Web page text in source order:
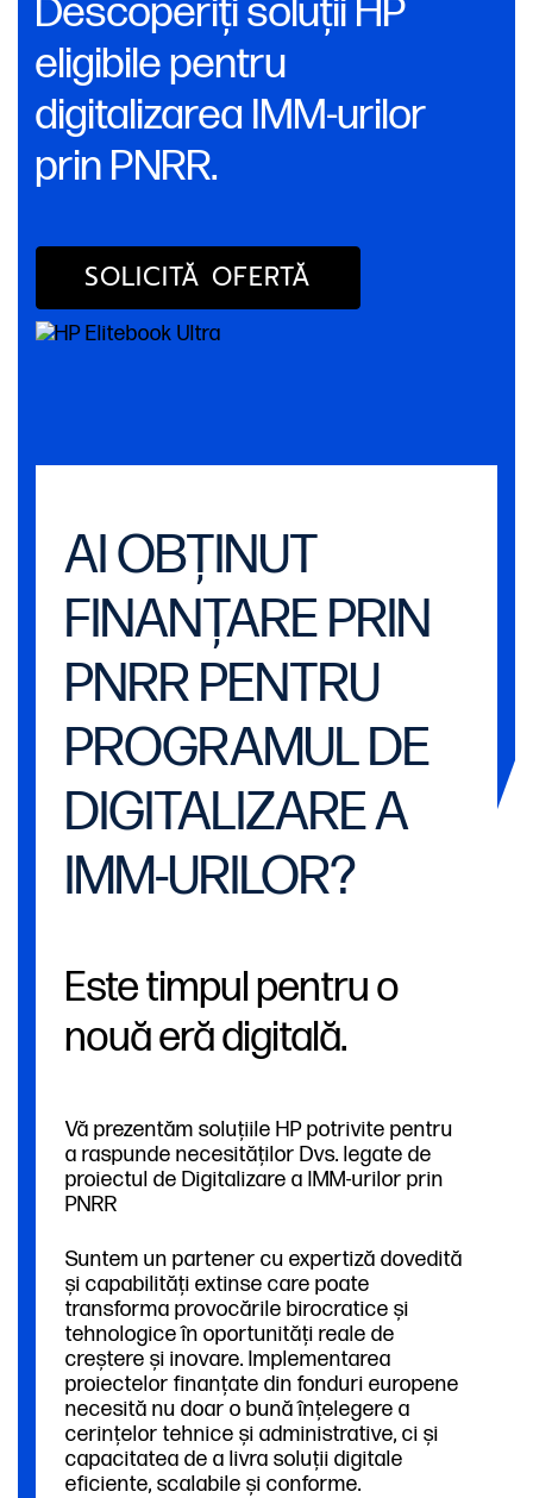
Descoperiți soluții HP
eligibile pentru
digitalizarea IMM-urilor
prin PNRR.
SOLICITĂ OFERTĂ
AI OBȚINUT
FINANȚARE PRIN
PNRR PENTRU
PROGRAMUL DE
DIGITALIZARE A
IMM-URILOR?
Este timpul pentru o
nouă eră digitală.
Vă prezentăm soluțiile HP potrivite pentru
a raspunde necesităților Dvs. legate de
proiectul de Digitalizare a IMM-urilor prin
PNRR
Suntem un partener cu expertiză dovedită
și capabilități extinse care poate
transforma provocările birocratice și
tehnologice în oportunități reale de
creștere și inovare. Implementarea
proiectelor finanțate din fonduri europene
necesită nu doar o bună înțelegere a
cerințelor tehnice și administrative, ci și
capacitatea de a livra soluții digitale
eficiente, scalabile și conforme.